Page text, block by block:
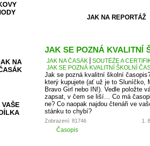
NA
VAŠE
JAK NA REPORTÁŽ
JAK SE POZNÁ KVALITNÍ
JAK NA ČASÁK
SOUTĚŽE A
JAK SE POZNÁ KVALITNÍ ŠKOLNÍ
Jak se pozná kvalitní školní
který kupujete (ať už je to Sluníčko,
Bravo Girl nebo IN!). Vedle položte
zapsat, v čem se liší… Co má
ne? Co naopak najdou čtenáři ve
stánku to chybí?
Zobrazení: 81746 1.
Časopis